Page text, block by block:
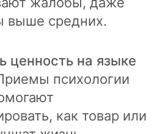
выше средних.
ценность на языке
психологии
как товар или